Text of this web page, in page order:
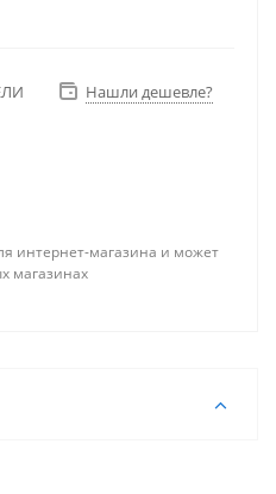
Нашли дешевле?
интернет-магазина и может
магазинах